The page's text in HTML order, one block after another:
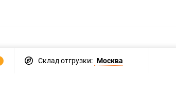
Склад отгрузки: Москва